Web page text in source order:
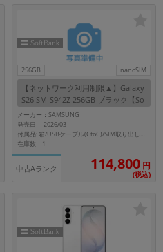
256GB nanoSIM
【ネットワーク利用制限▲】Galaxy
S26 SM-S942Z 256GB ブラック【So
ftBank版 SIMフリー】
メーカー：SAMSUNG
発売日： 2026/03
付属品: 箱/USBケーブル(CtoC)/SIM取り出し用ピン/クイックスタートガイド
在庫数：1
中古Aランク 114,800 円
(税込)